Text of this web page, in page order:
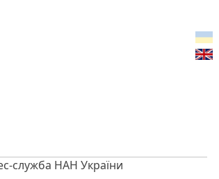
служба НАН України